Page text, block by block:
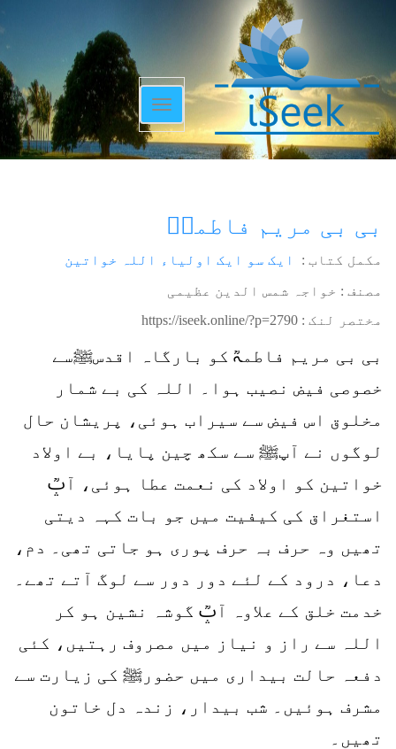
Toggle
navigation
بی بی مریم فاطمہؒ
مکمل کتاب : ایک سو ایک اولیاء اللہ خواتین
مصنف : خواجہ شمس الدین عظیمی
مختصر لنک : https://iseek.online/?p=2790
بی بی مریم فاطمہؒ کو بارگاہ اقدسﷺسے
خصوصی فیض نصیب ہوا۔ اللہ کی بے شمار
مخلوق اس فیض سے سیراب ہوئی، پریشان حال
لوگوں نے آپﷺ سے سکھ چین پایا، بے اولاد
خواتین کو اولاد کی نعمت عطا ہوئی، آپؒ
استغراق کی کیفیت میں جو بات کہہ دیتی
تھیں وہ حرف بہ حرف پوری ہو جاتی تھی۔ دم،
دعا، درود کے لئے دور دور سے لوگ آتے تھے۔
خدمت خلق کے علاوہ آپؒ گوشہ نشین ہو کر
اللہ سے راز و نیاز میں مصروف رہتیں، کئی
دفعہ حالت بیداری میں حضورﷺ کی زیارت سے
مشرف ہوئیں۔ شب بیدار، زندہ دل خاتون
تھیں۔